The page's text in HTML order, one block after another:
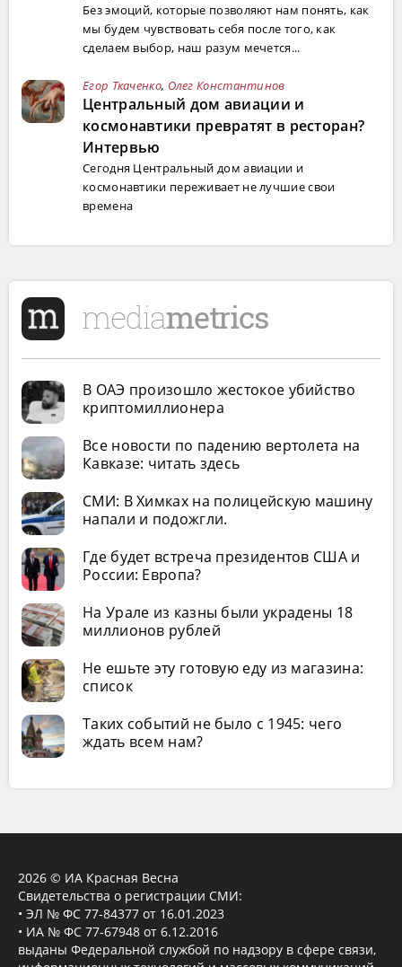
Без эмоций, которые позволяют нам понять, как
мы будем чувствовать себя после того, как
сделаем выбор, наш разум мечется...
Егор Ткаченко, Олег Константинов
Центральный дом авиации и
космонавтики превратят в ресторан?
Интервью
Сегодня Центральный дом авиации и
космонавтики переживает не лучшие свои
времена
В ОАЭ произошло жестокое убийство
криптомиллионера
Все новости по падению вертолета на
Кавказе: читать здесь
СМИ: В Химках на полицейскую машину
напали и подожгли.
Где будет встреча президентов США и
России: Европа?
На Урале из казны были украдены 18
миллионов рублей
Не ешьте эту готовую еду из магазина:
список
Таких событий не было с 1945: чего
ждать всем нам?
2026 © ИА Красная Весна
Свидетельства о регистрации СМИ:
• ЭЛ № ФС 77-84377 от 16.01.2023
• ИА № ФС 77-67948 от 6.12.2016
выданы Федеральной службой по надзору в сфере связи,